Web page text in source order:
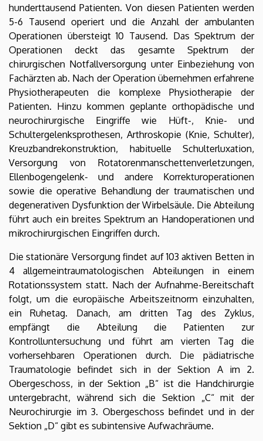
hunderttausend Patienten. Von diesen Patienten werden
5-6 Tausend operiert und die Anzahl der ambulanten
Operationen übersteigt 10 Tausend. Das Spektrum der
Operationen deckt das gesamte Spektrum der
chirurgischen Notfallversorgung unter Einbeziehung von
Fachärzten ab. Nach der Operation übernehmen erfahrene
Physiotherapeuten die komplexe Physiotherapie der
Patienten. Hinzu kommen geplante orthopädische und
neurochirurgische Eingriffe wie Hüft-, Knie- und
Schultergelenksprothesen, Arthroskopie (Knie, Schulter),
Kreuzbandrekonstruktion, habituelle Schulterluxation,
Versorgung von Rotatorenmanschettenverletzungen,
Ellenbogengelenk- und andere Korrekturoperationen
sowie die operative Behandlung der traumatischen und
degenerativen Dysfunktion der Wirbelsäule. Die Abteilung
führt auch ein breites Spektrum an Handoperationen und
mikrochirurgischen Eingriffen durch.
Die stationäre Versorgung findet auf 103 aktiven Betten in
4 allgemeintraumatologischen Abteilungen in einem
Rotationssystem statt. Nach der Aufnahme-Bereitschaft
folgt, um die europäische Arbeitszeitnorm einzuhalten,
ein Ruhetag. Danach, am dritten Tag des Zyklus,
empfängt die Abteilung die Patienten zur
Kontrolluntersuchung und führt am vierten Tag die
vorhersehbaren Operationen durch. Die pädiatrische
Traumatologie befindet sich in der Sektion A im 2.
Obergeschoss, in der Sektion „B“ ist die Handchirurgie
untergebracht, während sich die Sektion „C“ mit der
Neurochirurgie im 3. Obergeschoss befindet und in der
Sektion „D“ gibt es subintensive Aufwachräume.